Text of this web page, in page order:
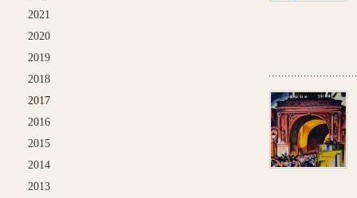
2021
2020
2019
2018
2017
2016
2015
2014
2013